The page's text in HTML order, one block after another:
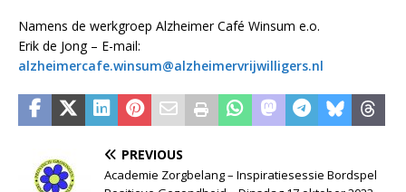
Namens de werkgroep Alzheimer Café Winsum e.o.
Erik de Jong – E-mail:
alzheimercafe.winsum@alzheimervrijwilligers.nl
PREVIOUS
Academie Zorgbelang – Inspiratiesessie Bordspel